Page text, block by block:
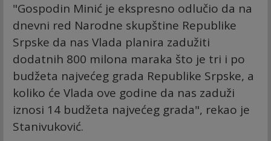
"Gospodin Minić je ekspresno odlučio da na
dnevni red Narodne skupštine Republike
Srpske da nas Vlada planira zadužiti
dodatnih 800 milona maraka što je tri i po
budžeta najvećeg grada Republike Srpske, a
koliko će Vlada ove godine da nas zaduži
iznosi 14 budžeta najvećeg grada", rekao je
Stanivuković.